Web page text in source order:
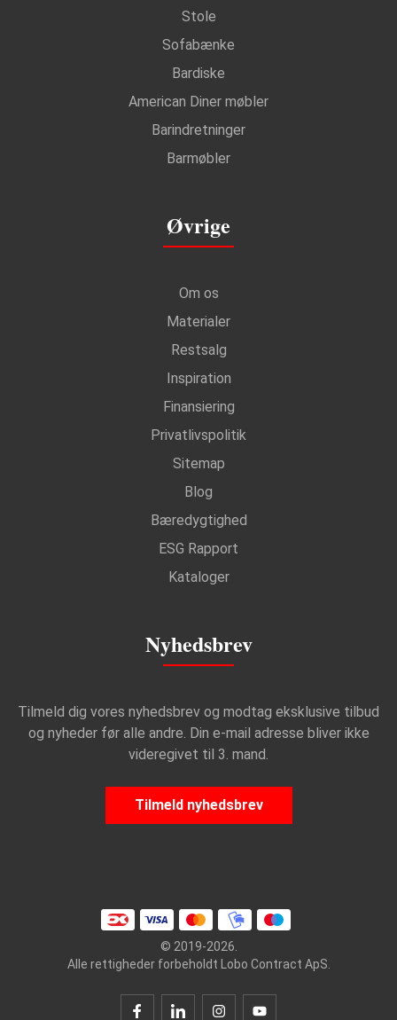
Stole
Sofabænke
Bardiske
American Diner møbler
Barindretninger
Barmøbler
Øvrige
Om os
Materialer
Restsalg
Inspiration
Finansiering
Privatlivspolitik
Sitemap
Blog
Bæredygtighed
ESG Rapport
Kataloger
Nyhedsbrev
Tilmeld dig vores nyhedsbrev og modtag eksklusive tilbud
og nyheder før alle andre. Din e-mail adresse bliver ikke
videregivet til 3. mand.
Tilmeld nyhedsbrev
© 2019-2026.
Alle rettigheder forbeholdt Lobo Contract ApS.